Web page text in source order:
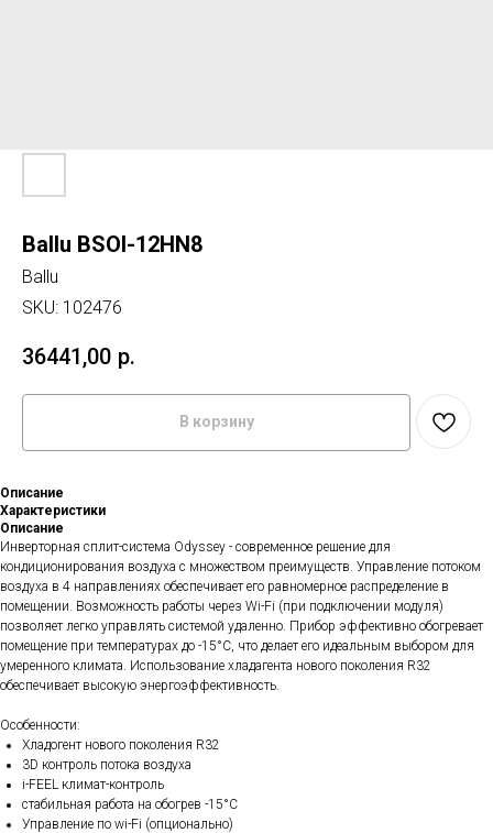
Ballu BSOI-12HN8
Ballu
SKU: 102476
36441,00 р.
В корзину
Описание
Характеристики
Описание
Инверторная сплит-система Odyssey - современное решение для
кондиционирования воздуха с множеством преимуществ. Управление потоком
воздуха в 4 направлениях обеспечивает его равномерное распределение в
помещении. Возможность работы через Wi-Fi (при подключении модуля)
позволяет легко управлять системой удаленно. Прибор эффективно обогревает
помещение при температурах до -15°C, что делает его идеальным выбором для
умеренного климата. Использование хладагента нового поколения R32
обеспечивает высокую энергоэффективность.
Особенности:
Хладогент нового поколения R32
3D контроль потока воздуха
i-FEEL климат-контроль
стабильная работа на обогрев -15°С
Управление по wi-Fi (опционально)